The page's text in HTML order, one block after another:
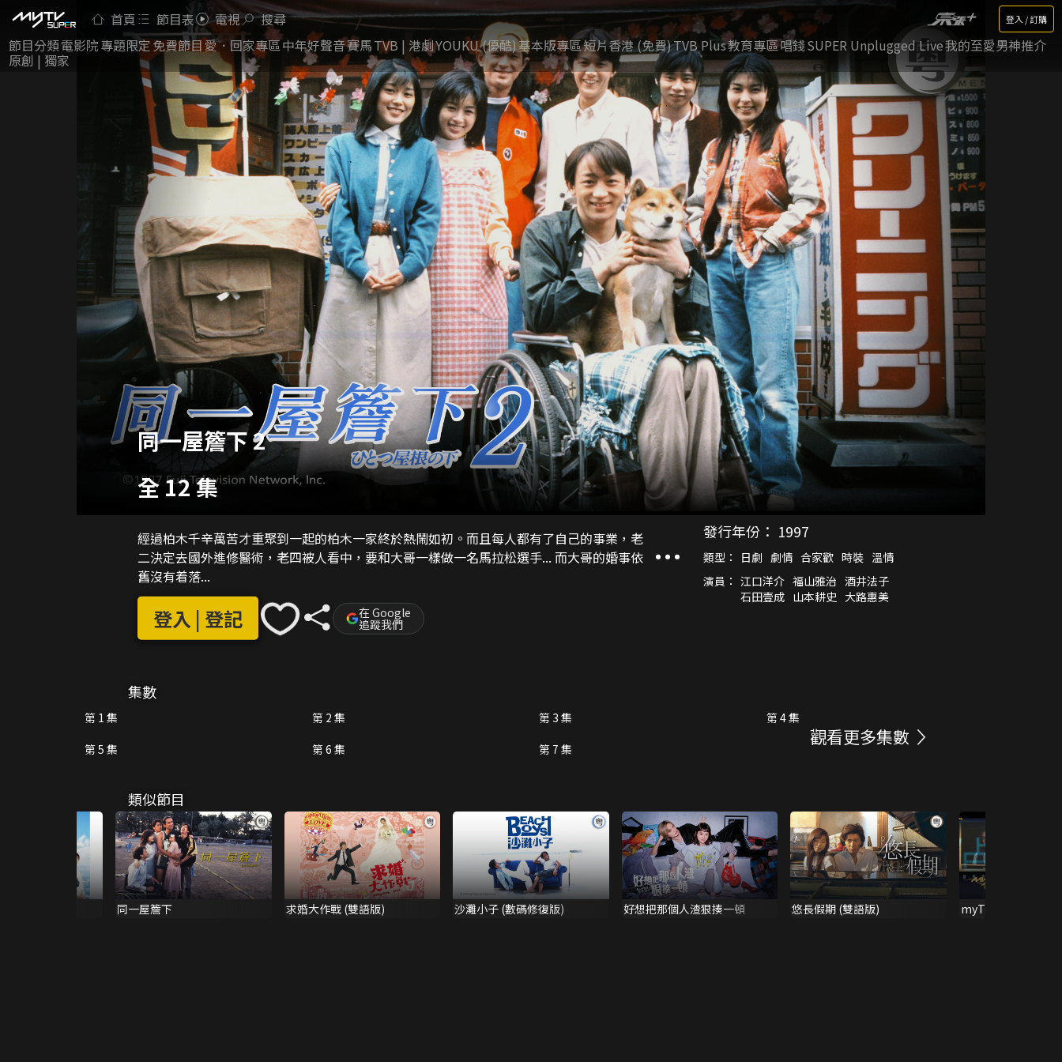
首頁 節目表 電視 搜尋 登入 / 訂購
節目分類電影院專題限定免費節目愛．回家專區中年好聲音賽馬TVB | 港劇YOUKU (優酷)基本版專區短片香港 (免費)TVB Plus教育專區唱錢SUPER Unplugged Live我的至愛男神推介
原創 | 獨家
同一屋簷下 2
全 12 集
經過柏木千辛萬苦才重聚到一起的柏木一家終於熱鬧如初。而且每人都有了自己的事業，老
二決定去國外進修醫術，老四被人看中，要和大哥一樣做一名馬拉松選手... 而大哥的婚事依
舊沒有着落...
登入 | 登記 在 Google
追蹤我們
發行年份： 1997
類型： 日劇 劇情 合家歡 時裝 溫情
演員： 江口洋介 福山雅治 酒井法子
石田壹成 山本耕史 大路惠美
集數
第 1 集 第 2 集 第 3 集
第 4 集
第 5 集
第 6 集 第 7 集
觀看更多集數
類似節目
同一屋簷下 求婚大作戰 (雙語版) 沙灘小子 (數碼修復版) 好想把那個人渣狠揍一頓 悠長假期 (雙語版) myTV Gold推介: 神